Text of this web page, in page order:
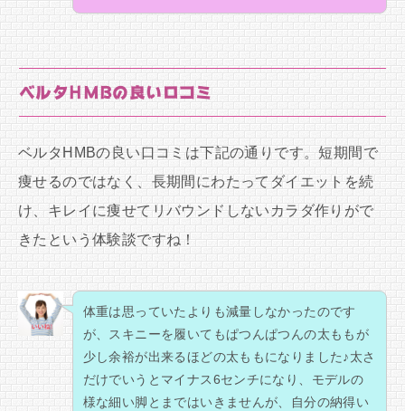
ベルタHMBの良い口コミ
ベルタHMBの良い口コミは下記の通りです。短期間で
痩せるのではなく、長期間にわたってダイエットを続
け、キレイに痩せてリバウンドしないカラダ作りがで
きたという体験談ですね！
体重は思っていたよりも減量しなかったのです
が、スキニーを履いてもぱつんぱつんの太ももが
少し余裕が出来るほどの太ももになりました♪太さ
だけでいうとマイナス6センチになり、モデルの
様な細い脚とまではいきませんが、自分の納得い